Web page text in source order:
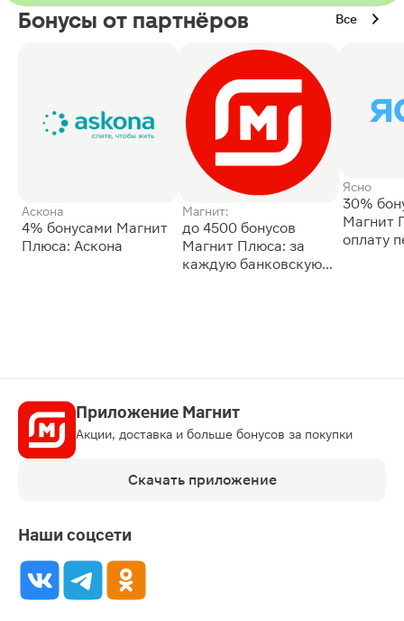
Бонусы от партнёров Все
Аскона
4% бонусами Магнит
Плюса: Аскона
Магнит:
до 4500 бонусов
Магнит Плюса: за
каждую банковскую
Ясно
30%
Магнит
оплату
Приложение Магнит
Акции, доставка и больше бонусов за покупки
Скачать приложение
Наши соцсети